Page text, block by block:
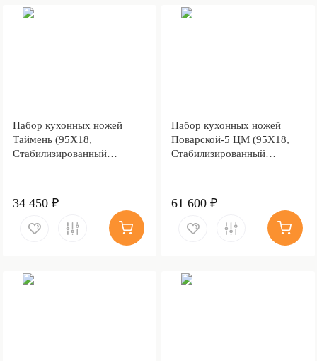
Набор кухонных ножей
Таймень (95Х18,
Стабилизированный
34 450 ₽
Набор кухонных ножей
Поварской-5 ЦМ (95Х18,
Стабилизированный
61 600 ₽